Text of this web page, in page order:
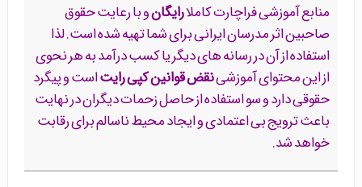
منابع آموزشی فراچارت کاملارایگانو با رعایت حقوق
صاحبین اثر مدرسان ایرانی برای شما تهیه شده است. لذا
استفاده از آن در رسانه های دیگر یا کسب درآمد به هر نحوی
از این محتوای آموزشینقض قوانین کپی رایتاست و پیگرد
حقوقی دارد و سو استفاده از حاصل زحمات دیگران در نهایت
باعث ترویج بی اعتمادی و ایجاد محیط ناسالم برای رقابت
خواهد شد.